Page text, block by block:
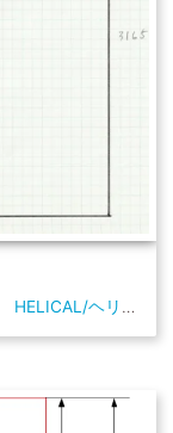
HELICAL/ヘリカル